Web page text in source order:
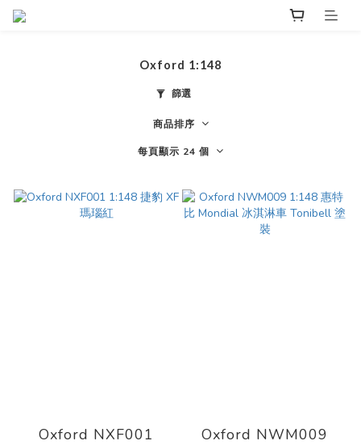
Oxford 1:148
篩選
商品排序
每頁顯示 24 個
Oxford NXF001
Oxford NWM009